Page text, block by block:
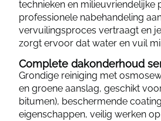
technieken en
professionele nabehandeling
vervuilingsproces vertraagt en
zorgt ervoor dat water en vuil
Complete dakonderhoud
Grondige reiniging met
en groene aanslag, geschikt
bitumen), beschermende
eigenschappen, veilig werken